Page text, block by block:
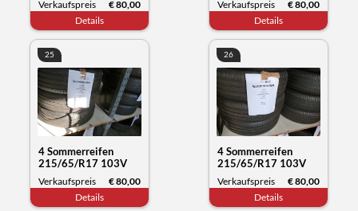
Datum 11/23
Verkaufspreis
€ 80,00
Details
Datum 12/23
Verkaufspreis
€ 80,00
Details
25
4 Sommerreifen
215/65/R17 103V
XL, Michelin Primacy,
Datum 12/23
Verkaufspreis
€ 80,00
Details
26
4 Sommerreifen
215/65/R17 103V
XL, Michelin Primacy,
Datum 12/23
Verkaufspreis
€ 80,00
Details